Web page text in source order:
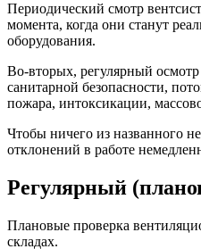
Периодический смотр
момента, когда они станут
оборудования.
Во-вторых, регулярный
санитарной безопасности,
пожара, интоксикации,
Чтобы ничего из названного
отклонений в работе
Регулярный
Плановые проверка
складах.